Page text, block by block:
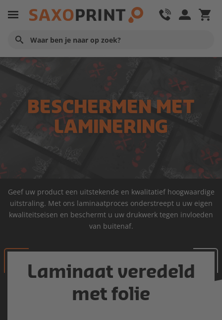
BESCHERMEN MET
LAMINERING
Geef uw product een uitstekende en kwalitatief hoogwaardige
uitstraling. Met ons laminaatproces onderstreept u uw eigen
kwaliteitseisen en beschermt u uw drukwerk tegen invloeden
van buitenaf.
Laminaat veredeld
met folie